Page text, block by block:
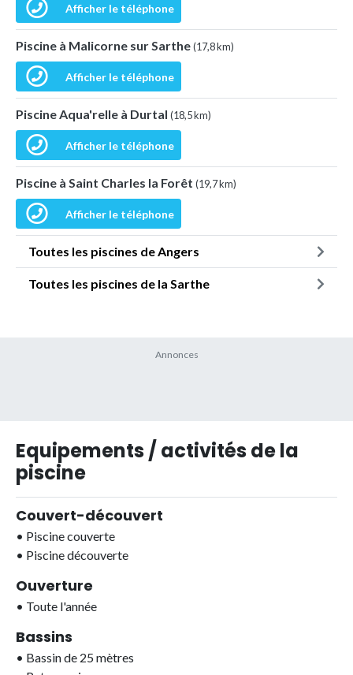
Afficher le téléphone
Piscine à Malicorne sur Sarthe(17,8 km)
Afficher le téléphone
Piscine Aqua'relle à Durtal (18,5 km)
Afficher le téléphone
Piscine à Saint Charles la Forêt (19,7 km)
Afficher le téléphone
Toutes les piscines de Angers
Toutes les piscines de la Sarthe
Equipements / activités de la
piscine
Couvert-découvert
• Piscine couverte
• Piscine découverte
Ouverture
• Toute l'année
Bassins
• Bassin de 25 mètres